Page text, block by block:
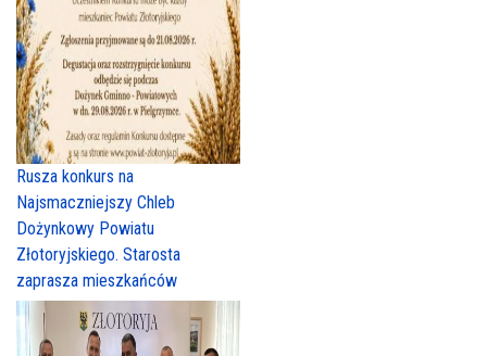
Rusza konkurs na
Najsmaczniejszy Chleb
Dożynkowy Powiatu
Złotoryjskiego. Starosta
zaprasza mieszkańców